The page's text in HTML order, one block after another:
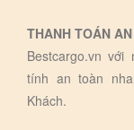
THANH TOÁN
Bestcargo.vn
tính an toàn
Khách.